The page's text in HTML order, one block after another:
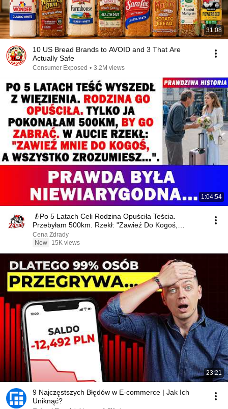
31:08
10 US Bread Brands to AVOID and 3 That Are
Actually Safe
Consumer Exposed • 3.2M views
1:04:54
👴Po 5 Latach Celi Rodzina Opuściła Teścia.
Przebyłam 500km. Rzekł: "Zawieź Do Kogoś,
Zrozumiesz..."🤔
Cena Zdrady
New
15K views
23:21
9 Najczęstszych Błędów w E-commerce | Jak Ich
Uniknąć?